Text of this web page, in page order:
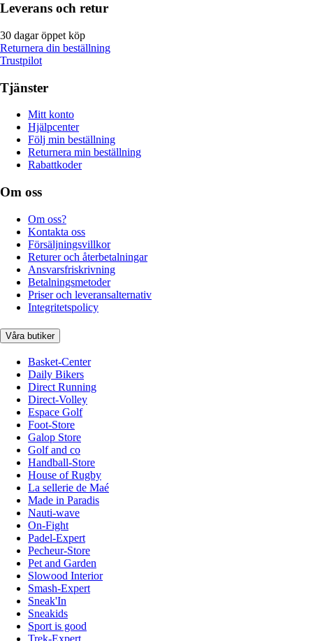
Leverans och retur
30 dagar öppet köp
Returnera din beställning
Trustpilot
Tjänster
Mitt konto
Hjälpcenter
Följ min beställning
Returnera min beställning
Rabattkoder
Om oss
Om oss?
Kontakta oss
Försäljningsvillkor
Returer och återbetalningar
Ansvarsfriskrivning
Betalningsmetoder
Priser och leveransalternativ
Integritetspolicy
Våra butiker
Basket-Center
Daily Bikers
Direct Running
Direct-Volley
Espace Golf
Foot-Store
Galop Store
Golf and co
Handball-Store
House of Rugby
La sellerie de Maé
Made in Paradis
Nauti-wave
On-Fight
Padel-Expert
Pecheur-Store
Pet and Garden
Slowood Interior
Smash-Expert
Sneak'In
Sneakids
Sport is good